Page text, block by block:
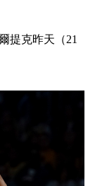
提克昨天（21